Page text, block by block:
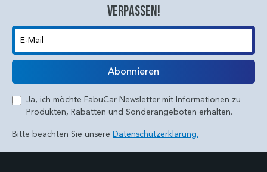
verpassen!
E-Mail
Abonnieren
Ja, ich möchte FabuCar Newsletter mit Informationen zu
Produkten, Rabatten und Sonderangeboten erhalten.
Bitte beachten Sie unsere Datenschutzerklärung.